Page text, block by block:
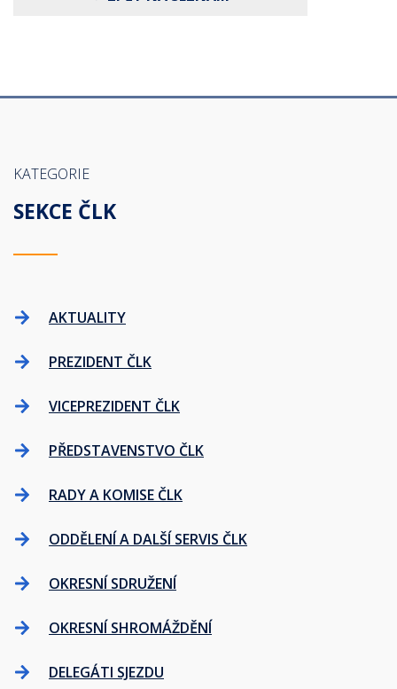
KATEGORIE
SEKCE ČLK
AKTUALITY
PREZIDENT ČLK
VICEPREZIDENT ČLK
PŘEDSTAVENSTVO ČLK
RADY A KOMISE ČLK
ODDĚLENÍ A DALŠÍ SERVIS ČLK
OKRESNÍ SDRUŽENÍ
OKRESNÍ SHROMÁŽDĚNÍ
DELEGÁTI SJEZDU